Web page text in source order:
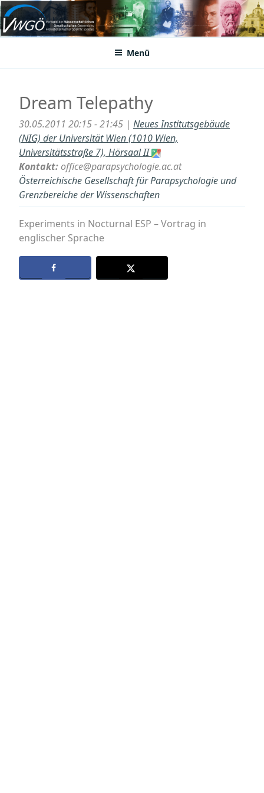
Zum
Inhalt
springenVWGÖ
Federation of Austrian Scientific Societies
Menü
Dream Telepathy
30.05.2011 20:15 - 21:45 | Neues Institutsgebäude
(NIG) der Universität Wien (1010 Wien,
Universitätsstraße 7), Hörsaal II
Kontakt:office@parapsychologie.ac.at
Österreichische Gesellschaft für Parapsychologie und
Grenzbereiche der Wissenschaften
Experiments in Nocturnal ESP – Vortrag in
englischer Sprache